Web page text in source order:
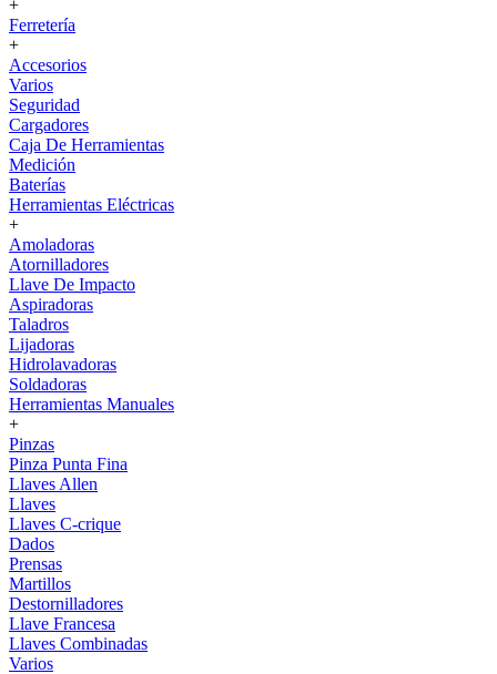
+
Ferretería
+
Accesorios
Varios
Seguridad
Cargadores
Caja De Herramientas
Medición
Baterías
Herramientas Eléctricas
+
Amoladoras
Atornilladores
Llave De Impacto
Aspiradoras
Taladros
Lijadoras
Hidrolavadoras
Soldadoras
Herramientas Manuales
+
Pinzas
Pinza Punta Fina
Llaves Allen
Llaves
Llaves C-crique
Dados
Prensas
Martillos
Destornilladores
Llave Francesa
Llaves Combinadas
Varios